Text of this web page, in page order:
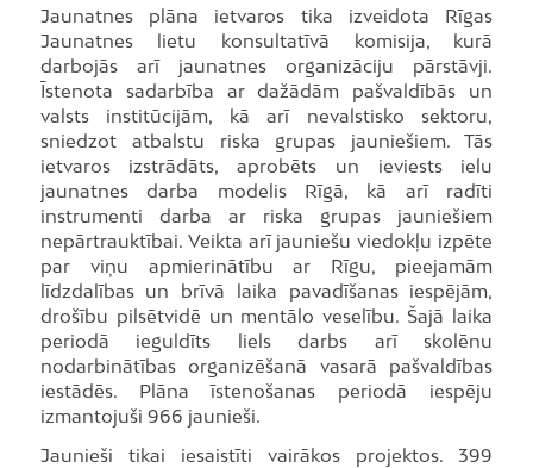
Jaunatnes plāna ietvaros tika izveidota Rīgas
Jaunatnes lietu konsultatīvā komisija, kurā
darbojās arī jaunatnes organizāciju pārstāvji.
Īstenota sadarbība ar dažādām pašvaldībās un
valsts institūcijām, kā arī nevalstisko sektoru,
sniedzot atbalstu riska grupas jauniešiem. Tās
ietvaros izstrādāts, aprobēts un ieviests ielu
jaunatnes darba modelis Rīgā, kā arī radīti
instrumenti darba ar riska grupas jauniešiem
nepārtrauktībai. Veikta arī jauniešu viedokļu izpēte
par viņu apmierinātību ar Rīgu, pieejamām
līdzdalības un brīvā laika pavadīšanas iespējām,
drošību pilsētvidē un mentālo veselību. Šajā laika
periodā ieguldīts liels darbs arī skolēnu
nodarbinātības organizēšanā vasarā pašvaldības
iestādēs. Plāna īstenošanas periodā iespēju
izmantojuši 966 jaunieši.
Jaunieši tikai iesaistīti vairākos projektos. 399